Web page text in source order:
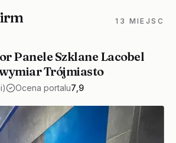
13 MIEJSC
Panele Szklane Lacobel
Trójmiasto
Ocena portalu7,9